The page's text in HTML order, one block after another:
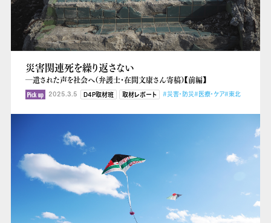
災害関連死を繰り返さない
―遺された声を社会へ（弁護士・在間文康さん寄稿）【前編】
2025.3.5 D4P取材班 取材レポート #災害・防災#医療・ケア#東北